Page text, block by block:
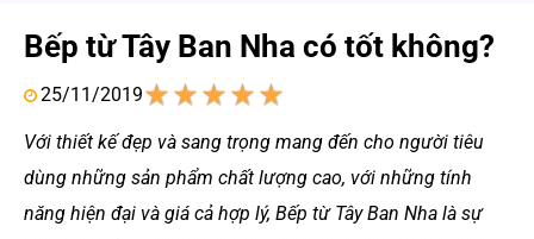
Bếp từ Tây Ban Nha có tốt không?
25/11/2019
Với thiết kế đẹp và sang trọng mang đến cho người tiêu
dùng những sản phẩm chất lượng cao, với những tính
năng hiện đại và giá cả hợp lý, Bếp từ Tây Ban Nha là sự